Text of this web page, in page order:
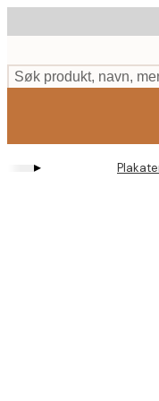
to
content.
Søk produkt, navn,
▸